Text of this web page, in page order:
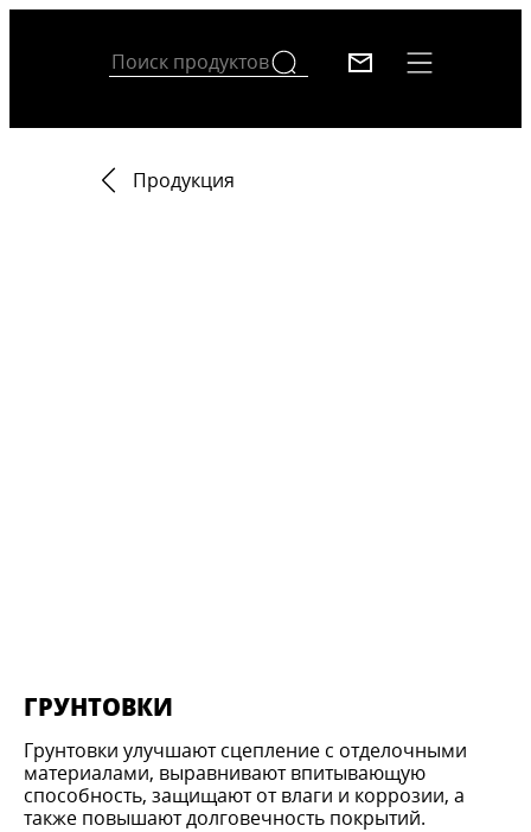
Продукция
ГРУНТОВКИ
Грунтовки улучшают сцепление с отделочными
материалами, выравнивают впитывающую
способность, защищают от влаги и коррозии, а
также повышают долговечность покрытий.